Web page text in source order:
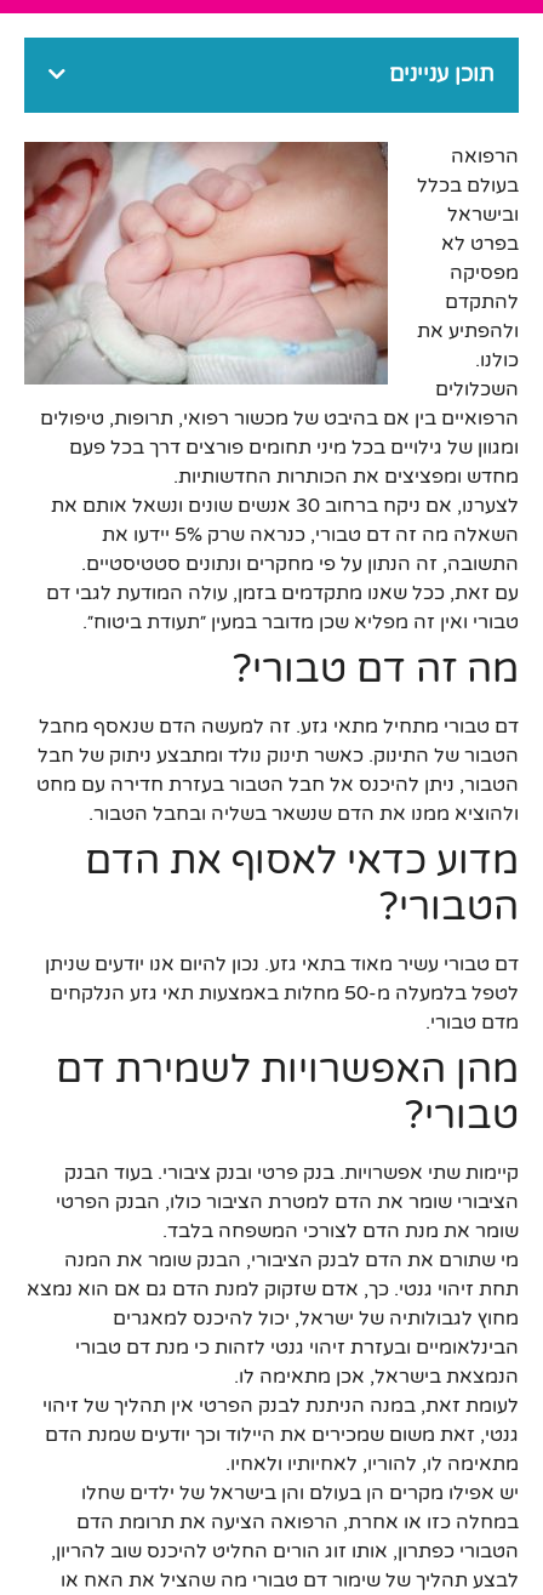
תוכן עניינים
הרפואה
בעולם בכלל
ובישראל
בפרט לא
מפסיקה
להתקדם
ולהפתיע את
כולנו.
השכלולים
הרפואיים בין אם בהיבט של מכשור רפואי, תרופות, טיפולים
ומגוון של גילויים בכל מיני תחומים פורצים דרך בכל פעם
מחדש ומפציצים את הכותרות החדשותיות.
לצערנו, אם ניקח ברחוב 30 אנשים שונים ונשאל אותם את
השאלה מה זה דם טבורי, כנראה שרק 5% יידעו את
התשובה, זה הנתון על פי מחקרים ונתונים סטטיסטיים.
עם זאת, ככל שאנו מתקדמים בזמן, עולה המודעת לגבי דם
טבורי ואין זה מפליא שכן מדובר במעין ״תעודת ביטוח״.
מה זה דם טבורי?
דם טבורי מתחיל מתאי גזע. זה למעשה הדם שנאסף מחבל
הטבור של התינוק. כאשר תינוק נולד ומתבצע ניתוק של חבל
הטבור, ניתן להיכנס אל חבל הטבור בעזרת חדירה עם מחט
ולהוציא ממנו את הדם שנשאר בשליה ובחבל הטבור.
מדוע כדאי לאסוף את הדם
הטבורי?
דם טבורי עשיר מאוד בתאי גזע. נכון להיום אנו יודעים שניתן
לטפל בלמעלה מ-50 מחלות באמצעות תאי גזע הנלקחים
מדם טבורי.
מהן האפשרויות לשמירת דם
טבורי?
קיימות שתי אפשרויות. בנק פרטי ובנק ציבורי. בעוד הבנק
הציבורי שומר את הדם למטרת הציבור כולו, הבנק הפרטי
שומר את מנת הדם לצורכי המשפחה בלבד.
מי שתורם את הדם לבנק הציבורי, הבנק שומר את המנה
תחת זיהוי גנטי. כך, אדם שזקוק למנת הדם גם אם הוא נמצא
מחוץ לגבולותיה של ישראל, יכול להיכנס למאגרים
הבינלאומיים ובעזרת זיהוי גנטי לזהות כי מנת דם טבורי
הנמצאת בישראל, אכן מתאימה לו.
לעומת זאת, במנה הניתנת לבנק הפרטי אין תהליך של זיהוי
גנטי, זאת משום שמכירים את היילוד וכך יודעים שמנת הדם
מתאימה לו, להוריו, לאחיותיו ולאחיו.
יש אפילו מקרים הן בעולם והן בישראל של ילדים שחלו
במחלה כזו או אחרת, הרפואה הציעה את תרומת הדם
הטבורי כפתרון, אותו זוג הורים החליט להיכנס שוב להריון,
לבצע תהליך של שימור דם טבורי מה שהציל את האח או